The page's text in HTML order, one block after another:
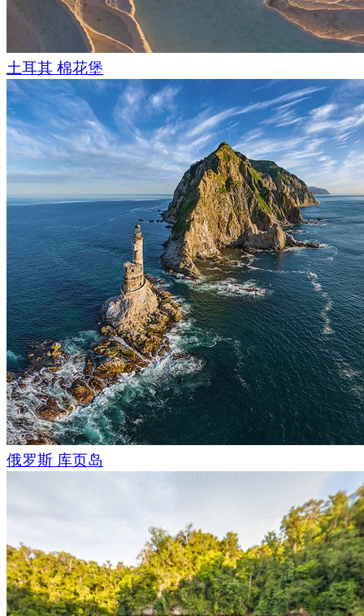
该国家公园的另一个有趣特征是它的洞穴; 其中有一些就位于
有时，它们会用相当奇怪的名字命名：例如Šupljara("没有地板
穴"，"孔洞")，Crna pećina("黑洞")，Mračna("昏暗的洞穴")。
洞穴中的钟乳石和石笋之间，从这一点上，我们可以印证这些
性！
土耳其 棉花堡
俄罗斯 库页岛